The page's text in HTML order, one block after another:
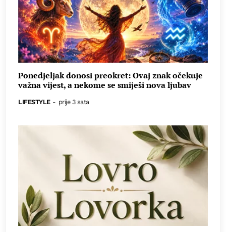
Ponedjeljak donosi preokret: Ovaj znak očekuje
važna vijest, a nekome se smiješi nova ljubav
LIFESTYLE - prije 3 sata